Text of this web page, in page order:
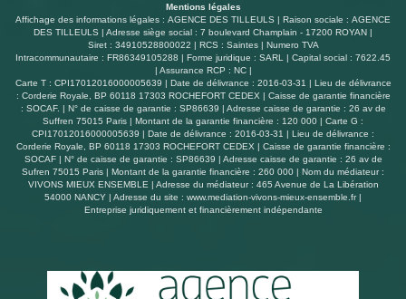
Mentions légales
Affichage des informations légales : AGENCE DES TILLEULS | Raison sociale : AGENCE
DES TILLEULS | Adresse siège social : 7 boulevard Champlain - 17200 ROYAN |
Siret : 34910528800022 | RCS : Saintes | Numero TVA
Intracommunautaire : FR86349105288 | Forme juridique : SARL | Capital social : 7622.45
| Assurance RCP : NC |
Carte T : CPI17012016000005639 | Date de délivrance : 2016-03-31 | Lieu de délivrance
: Corderie Royale, BP 60118 17303 ROCHEFORT CEDEX | Caisse de garantie financière
: SOCAF. | N° de caisse de garantie : SP86639 | Adresse caisse de garantie : 26 av de
Suffren 75015 Paris | Montant de la garantie financière : 120 000 | Carte G :
CPI17012016000005639 | Date de délivrance : 2016-03-31 | Lieu de délivrance :
Corderie Royale, BP 60118 17303 ROCHEFORT CEDEX | Caisse de garantie financière :
SOCAF | N° de caisse de garantie : SP86639 | Adresse caisse de garantie : 26 av de
Sufren 75015 Paris | Montant de la garantie financière : 260 000 | Nom du médiateur :
VIVONS MIEUX ENSEMBLE | Adresse du médiateur : 465 Avenue de La Libération
54000 NANCY | Adresse du site : www.mediation-vivons-mieux-ensemble.fr|
Entreprise juridiquement et financièrement indépendante